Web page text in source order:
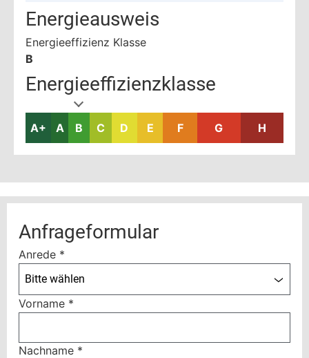
Energieausweis
Energieeffizienz Klasse
B
Energieeffizienzklasse
A+ A B C D E F G H
Anfrageformular
Anrede *
Bitte wählen
Vorname *
Nachname *